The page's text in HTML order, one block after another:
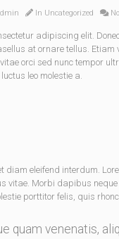
In Uncategorized
adipiscing elit.
at ornare tellus.
orci sed nunc tempor
leo molestie a.
diam eleifend interdum.
vitae. Morbi dapibus
porttitor felis, quis
quam venenatis,